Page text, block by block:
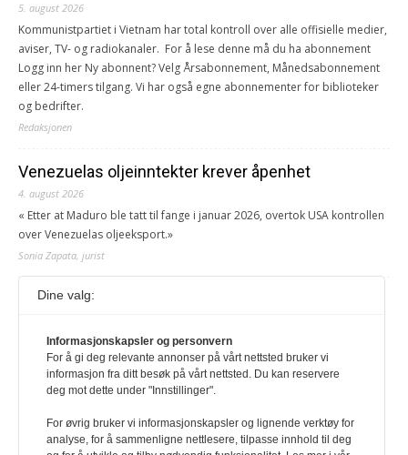
5. august 2026
Kommunistpartiet i Vietnam har total kontroll over alle offisielle medier,
aviser, TV- og radiokanaler. For å lese denne må du ha abonnement
Logg inn her Ny abonnent? Velg Årsabonnement, Månedsabonnement
eller 24-timers tilgang. Vi har også egne abonnementer for biblioteker
og bedrifter.
Redaksjonen
Venezuelas oljeinntekter krever åpenhet
4. august 2026
« Etter at Maduro ble tatt til fange i januar 2026, overtok USA kontrollen
over Venezuelas oljeeksport.»
Sonia Zapata, jurist
117,8 millioner er på flukt, en nedgang fra forrige
1. august 2026
Ville ha tilsvart verdens trettende største land i folketall. For å lese
denne må du ha abonnement Logg inn her Ny abonnent? Velg
også egne abonnementer for biblioteker og bedrifter.
Redaksjonen
Dine valg:
Informasjonskapsler og personvern
For å gi deg relevante annonser på vårt nettsted bruker vi
informasjon fra ditt besøk på vårt nettsted. Du kan reservere
deg mot dette under "Innstillinger".
For øvrig bruker vi informasjonskapsler og lignende verktøy for
analyse, for å sammenligne nettlesere, tilpasse innhold til deg